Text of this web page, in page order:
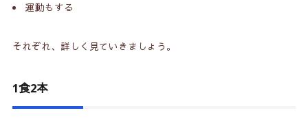
運動もする
それぞれ、詳しく見ていきましょう。
1食2本